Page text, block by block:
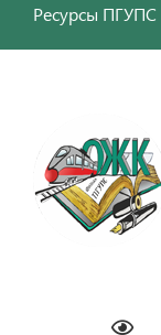
Ресурсы ПГУПС